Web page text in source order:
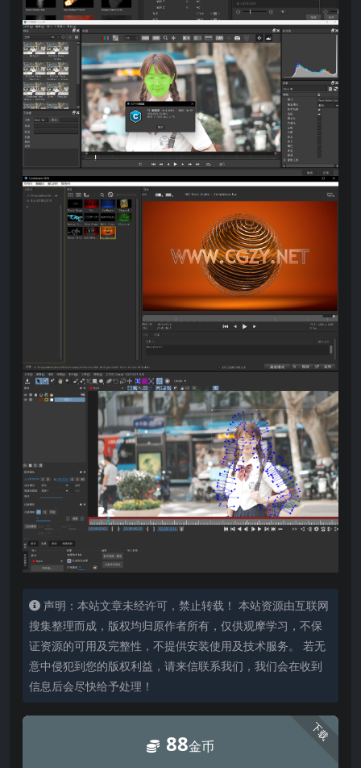
声明：本站文章未经许可，禁止转载！ 本站资源由互联网
搜集整理而成，版权均归原作者所有，仅供观摩学习，不保
证资源的可用及完整性，不提供安装使用及技术服务。 若无
意中侵犯到您的版权利益，请来信联系我们，我们会在收到
信息后会尽快给予处理！
下载
88金币